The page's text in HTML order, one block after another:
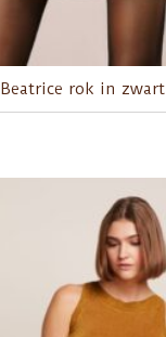
Beatrice rok in zwart